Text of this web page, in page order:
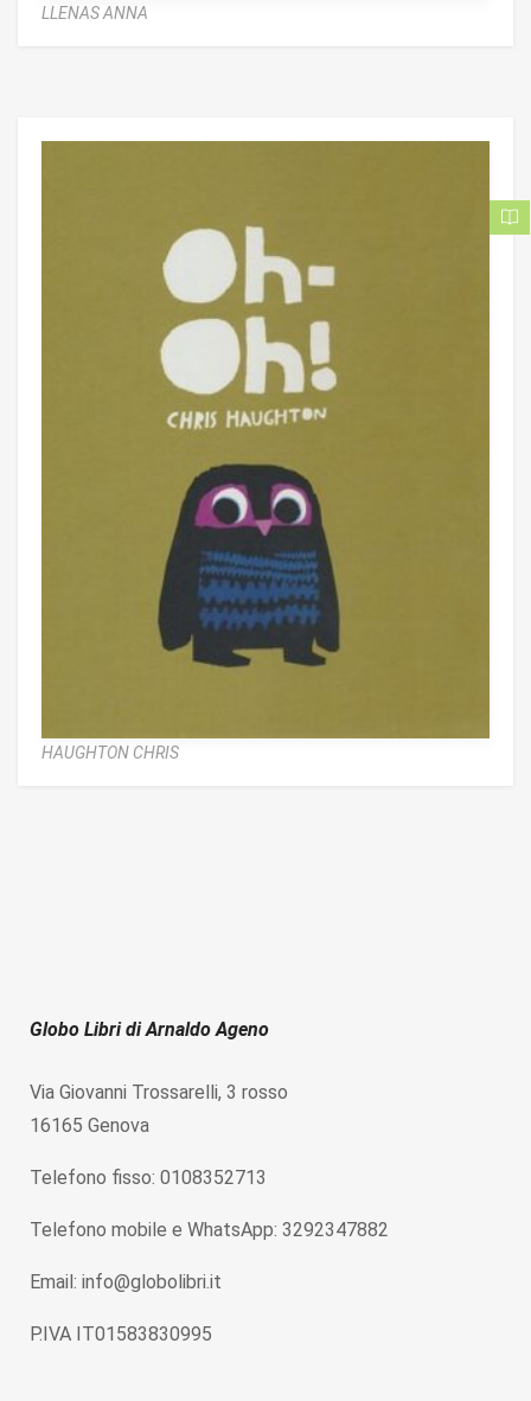
LLENAS ANNA
HAUGHTON CHRIS
Globo Libri di Arnaldo Ageno
Via Giovanni Trossarelli, 3 rosso
16165 Genova
Telefono fisso: 0108352713
Telefono mobile e WhatsApp: 3292347882
Email: info@globolibri.it
P.IVA IT01583830995